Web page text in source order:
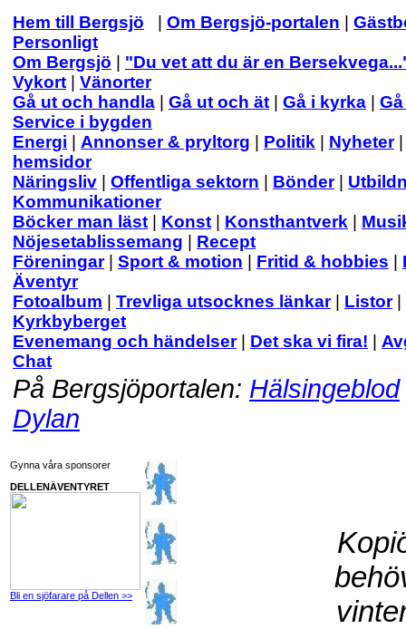
Hem till Bergsjö Om Bergsjö-portalen
Personligt
Om Bergsjö
"Du vet att du är en
Vykort
Vänorter
Gå ut och handla
Gå ut och ät Gå i kyrka
Service i bygden
Energi
Annonser & pryltorg Politik Nyheter
hemsidor
Näringsliv
Offentliga sektorn Bönder|
Kommunikationer
Böcker man läst
Konst Konsthantverk
Nöjesetablissemang
Recept
Föreningar| Sport & motion Fritid & hobbies
Äventyr
Fotoalbum
Trevliga utsocknes länkar| Listor|
Kyrkbyberget
Evenemang och händelser| Det ska vi fira!
Chat
På Bergsjöportalen: Hälsingeblod
Dylan
Gynna våra sponsorer
DELLENÄVENTYRET
Bli en sjöfarare på Dellen >>